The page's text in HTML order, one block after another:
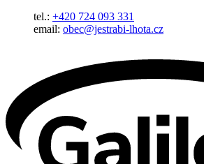
tel.: +420 724 093 331
email: obec@jestrabi-lhota.cz